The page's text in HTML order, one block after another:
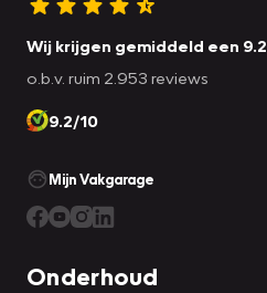
Wij krijgen gemiddeld een 9.2
o.b.v. ruim 2.953 reviews
9.2/10
Mijn Vakgarage
Onderhoud